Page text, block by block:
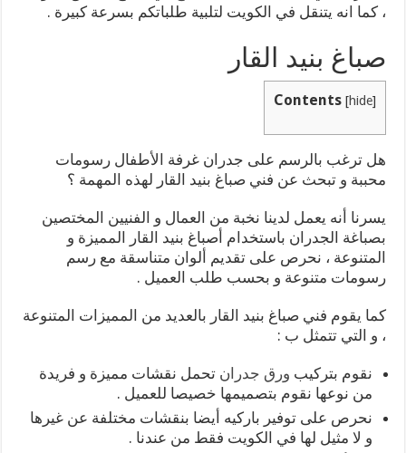
، كما انه يتنقل في الكويت لتلبية طلباتكم بسرعة كبيرة .
صباغ بنيد القار
Contents [hide]
هل ترغب بالرسم على جدران غرفة الأطفال رسومات
محببة و تبحث عن فني صباغ بنيد القار لهذه المهمة ؟
يسرنا أنه يعمل لدينا نخبة من العمال و الفنيين المختصين
بصباغة الجدران باستخدام أصباغ بنيد القار المميزة و
المتنوعة ، نحرص على تقديم ألوان متناسقة مع رسم
رسومات متنوعة و بحسب طلب العميل .
كما يقوم فني صباغ بنيد القار بالعديد من المميزات المتنوعة
، و التي تتمثل ب :
نقوم بتركيب ورق جدران تحمل نقشات مميزة و فريدة
من نوعها نقوم بتصميمها خصيصا للعميل .
نحرص على توفير باركيه أيضا بنقشات مختلفة عن غيرها
و لا مثيل لها في الكويت فقط من عندنا .